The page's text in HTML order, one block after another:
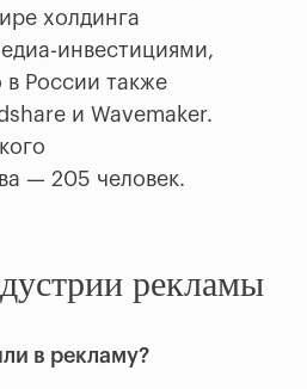
холдинга
инвестициями,
в России также
и Wavemaker.
— 205 человек.
рекламы
в рекламу?